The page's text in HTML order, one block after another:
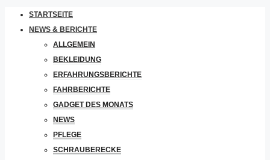
STARTSEITE
NEWS & BERICHTE
ALLGEMEIN
BEKLEIDUNG
ERFAHRUNGSBERICHTE
FAHRBERICHTE
GADGET DES MONATS
NEWS
PFLEGE
SCHRAUBERECKE